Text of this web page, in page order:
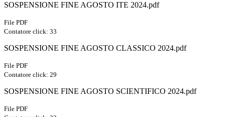
SOSPENSIONE FINE AGOSTO ITE 2024.pdf
File PDF
Contatore click: 33
SOSPENSIONE FINE AGOSTO CLASSICO 2024.pdf
File PDF
Contatore click: 29
SOSPENSIONE FINE AGOSTO SCIENTIFICO 2024.pdf
File PDF